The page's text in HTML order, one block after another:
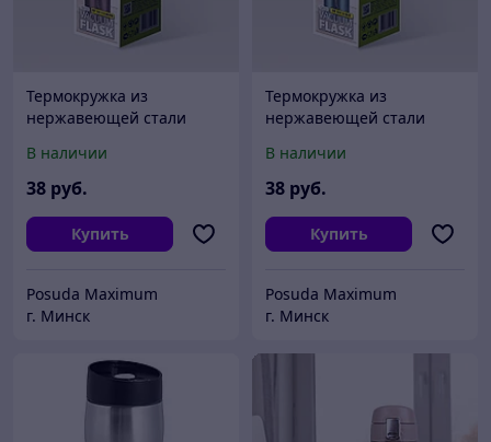
Термокружка из
нержавеющей стали
BROWN
В наличии
38 руб.
Купить
Posuda Maximum
г. Минск
Термокружка из
нержавеющей стали
45 BL
В наличии
38 руб.
Купить
Posuda Maximum
г. Минск